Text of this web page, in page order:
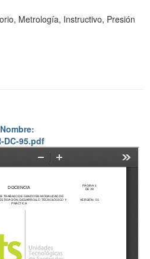
Metrología, Instructivo, Presión
Nombre:
DC-95.pdf